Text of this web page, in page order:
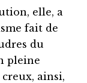
elle, a
fait de
du
pleine
creux, ainsi,